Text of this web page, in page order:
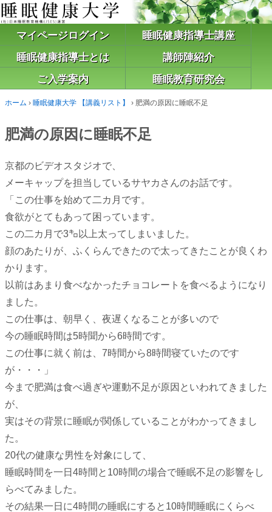
マイページログイン
睡眠健康指導士講座
睡眠健康指導士とは
講師陣紹介
ご入学案内
睡眠教育研究会
ホーム › 睡眠健康大学 【講義リスト】 › 肥満の原因に睡眠不足
肥満の原因に睡眠不足
京都のビデオスタジオで、
メーキャップを担当しているサヤカさんのお話です。
「この仕事を始めて二カ月です。
食欲がとてもあって困っています。
この二カ月で3㌔以上太ってしまいました。
顔のあたりが、ふくらんできたので太ってきたことが良くわ
かります。
以前はあまり食べなかったチョコレートを食べるようになり
ました。
この仕事は、朝早く、夜遅くなることが多いので
今の睡眠時間は5時聞から6時間です。
この仕事に就く前は、7時間から8時間寝ていたのです
が・・・」
今まで肥満は食べ過ぎや運動不足が原因といわれてきました
が、
実はその背景に睡眠が関係していることがわかってきまし
た。
20代の健康な男性を対象にして、
睡眠時間を一日4時間と10時間の場合で睡眠不足の影響をし
らべてみました。
その結果一日に4時間の睡眠にすると10時間睡眠にくらべ